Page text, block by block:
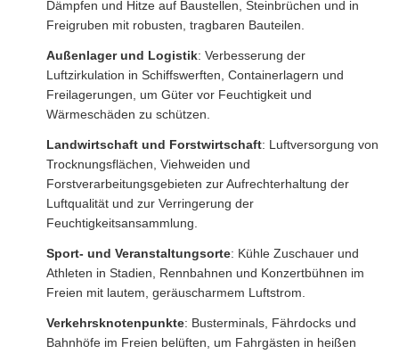
Dämpfen und Hitze auf Baustellen, Steinbrüchen und in
Freigruben mit robusten, tragbaren Bauteilen.
Außenlager und Logistik: Verbesserung der
Luftzirkulation in Schiffswerften, Containerlagern und
Freilagerungen, um Güter vor Feuchtigkeit und
Wärmeschäden zu schützen.
Landwirtschaft und Forstwirtschaft: Luftversorgung von
Trocknungsflächen, Viehweiden und
Forstverarbeitungsgebieten zur Aufrechterhaltung der
Luftqualität und zur Verringerung der
Feuchtigkeitsansammlung.
Sport- und Veranstaltungsorte: Kühle Zuschauer und
Athleten in Stadien, Rennbahnen und Konzertbühnen im
Freien mit lautem, geräuscharmem Luftstrom.
Verkehrsknotenpunkte: Busterminals, Fährdocks und
Bahnhöfe im Freien belüften, um Fahrgästen in heißen